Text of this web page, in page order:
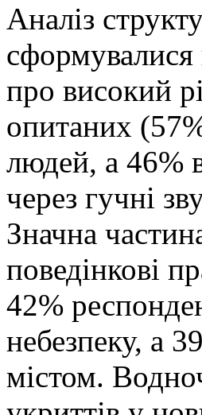
Аналіз
сформувалися
про високий
опитаних
людей, а 46%
через гучні
Значна
поведінкові
42%
небезпеку, а
містом.